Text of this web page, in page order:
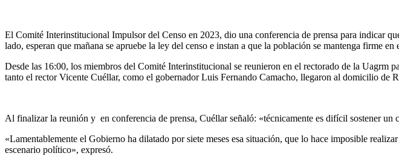
El Comité Interinstitucional Impulsor del Censo en 2023, dio una conferencia de prensa para indicar
lado, esperan que mañana se apruebe la ley del censo e instan a que la población se mantenga firme en
Desde las 16:00, los miembros del Comité Interinstitucional se reunieron en el rectorado de la Uagrm
tanto el rector Vicente Cuéllar, como el gobernador Luis Fernando Camacho, llegaron al domicilio de
Al finalizar la reunión y en conferencia de prensa, Cuéllar señaló: «técnicamente es difícil sostener un
«Lamentablemente el Gobierno ha dilatado por siete meses esa situación, que lo hace imposible
escenario político», expresó.